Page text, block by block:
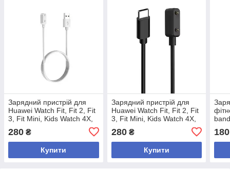
Зарядний пристрій для
Huawei Watch Fit, Fit 2, Fit
3, Fit Mini, Kids Watch 4X,
280 ₴
Купити
Зарядний пристрій для
Huawei Watch Fit, Fit 2, Fit
3, Fit Mini, Kids Watch 4X,
чорний
280₴
Купити
180